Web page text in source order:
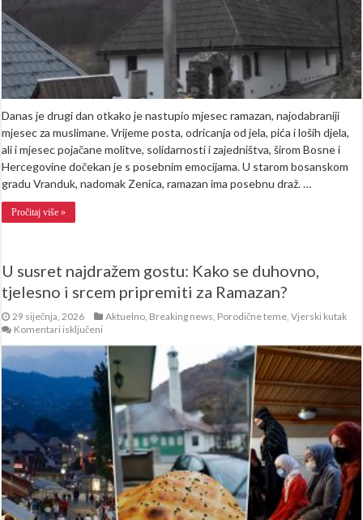
budili
na
sehur
(VIDEO)
Danas je drugi dan otkako je nastupio mjesec ramazan, najodabraniji
mjesec za muslimane. Vrijeme posta, odricanja od jela, pića i loših djela,
ali i mjesec pojačane molitve, solidarnosti i zajedništva, širom Bosne i
Hercegovine dočekan je s posebnim emocijama. U starom bosanskom
gradu Vranduk, nadomak Zenica, ramazan ima posebnu draž. …
Pročitaj više »
U susret najdražem gostu: Kako se duhovno,
tjelesno i srcem pripremiti za Ramazan?
29 siječnja, 2026 Aktuelno Breaking news Porodične teme ,Vjerski kutak
Komentari isključeni
susret
najdražem
gostu:
Kako
se
duhovno,
tjelesno
srcem
pripremiti
za
Ramazan?